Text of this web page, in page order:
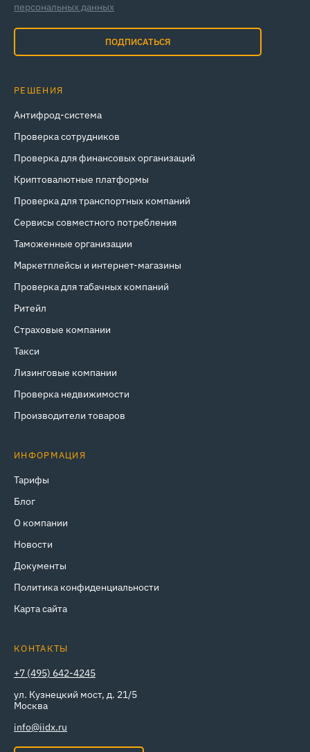
персональных данных
ПОДПИСАТЬСЯ
РЕШЕНИЯ
Антифрод-система
Проверка сотрудников
Проверка для финансовых организаций
Криптовалютные платформы
Проверка для транспортных компаний
Сервисы совместного потребления
Таможенные организации
Маркетплейсы и интернет‑магазины
Проверка для табачных компаний
Ритейл
Страховые компании
Такси
Лизинговые компании
Проверка недвижимости
Производители товаров
ИНФОРМАЦИЯ
Тарифы
Блог
О компании
Новости
Документы
Политика конфиденциальности
Карта сайта
КОНТАКТЫ
+7 (495) 642-4245
ул. Кузнецкий мост, д. 21/5
Москва
info@iidx.ru